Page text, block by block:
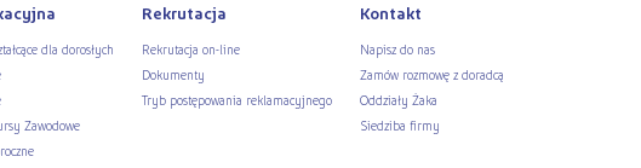
dla dorosłych
Zawodowe
Rekrutacja
Rekrutacja on-line
Dokumenty
Tryb postępowania reklamacyjnego
Kontakt
Napisz do nas
Zamów rozmowę z doradcą
Oddziały Żaka
Siedziba firmy